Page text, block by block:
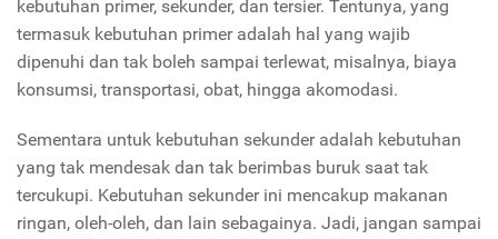
kebutuhan primer, sekunder, dan tersier. Tentunya, yang
termasuk kebutuhan primer adalah hal yang wajib
dipenuhi dan tak boleh sampai terlewat, misalnya, biaya
konsumsi, transportasi, obat, hingga akomodasi.
Sementara untuk kebutuhan sekunder adalah kebutuhan
yang tak mendesak dan tak berimbas buruk saat tak
tercukupi. Kebutuhan sekunder ini mencakup makanan
ringan, oleh-oleh, dan lain sebagainya. Jadi, jangan sampai